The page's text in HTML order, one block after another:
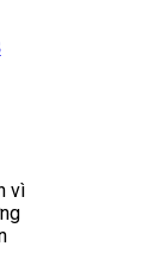
vì